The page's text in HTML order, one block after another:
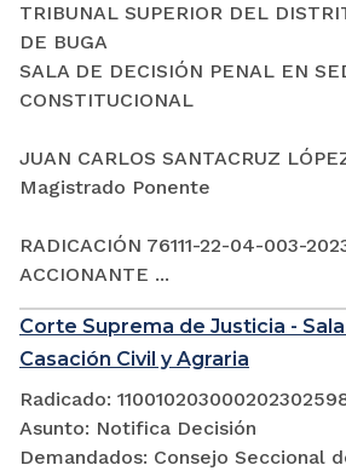
TRIBUNAL SUPERIOR DEL
DE BUGA
SALA DE DECISIÓN PENAL EN
CONSTITUCIONAL
JUAN CARLOS SANTACRUZ
Magistrado Ponente
RADICACIÓN 76111-22-04-003-
ACCIONANTE ...
Corte Suprema de Justicia -
Casación Civil y Agraria
Radicado:
Asunto: Notifica Decisión
Demandados: Consejo Seccional